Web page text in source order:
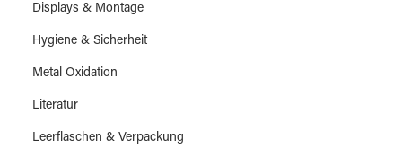
Displays & Montage
Hygiene & Sicherheit
Metal Oxidation
Literatur
Leerflaschen & Verpackung